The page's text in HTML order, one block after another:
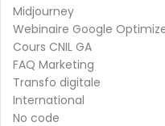
Midjourney
Webinaire Google
Cours CNIL GA
FAQ Marketing
Transfo digitale
International
No code